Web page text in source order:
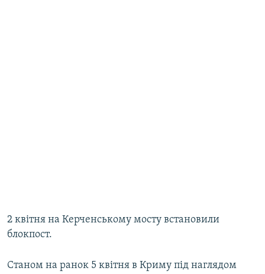
2 квітня на Керченському мосту встановили
блокпост.
Станом на ранок 5 квітня в Криму під наглядом